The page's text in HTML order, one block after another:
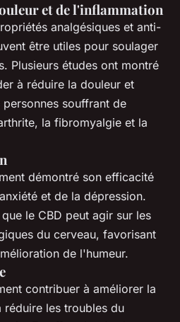
et de l'inflammation
analgésiques et anti-
être utiles pour soulager
Plusieurs études ont montré
à réduire la douleur et
souffrant de
la fibromyalgie et la
démontré son efficacité
et de la dépression.
le CBD peut agir sur les
du cerveau, favorisant
de l'humeur.
contribuer à améliorer la
les troubles du